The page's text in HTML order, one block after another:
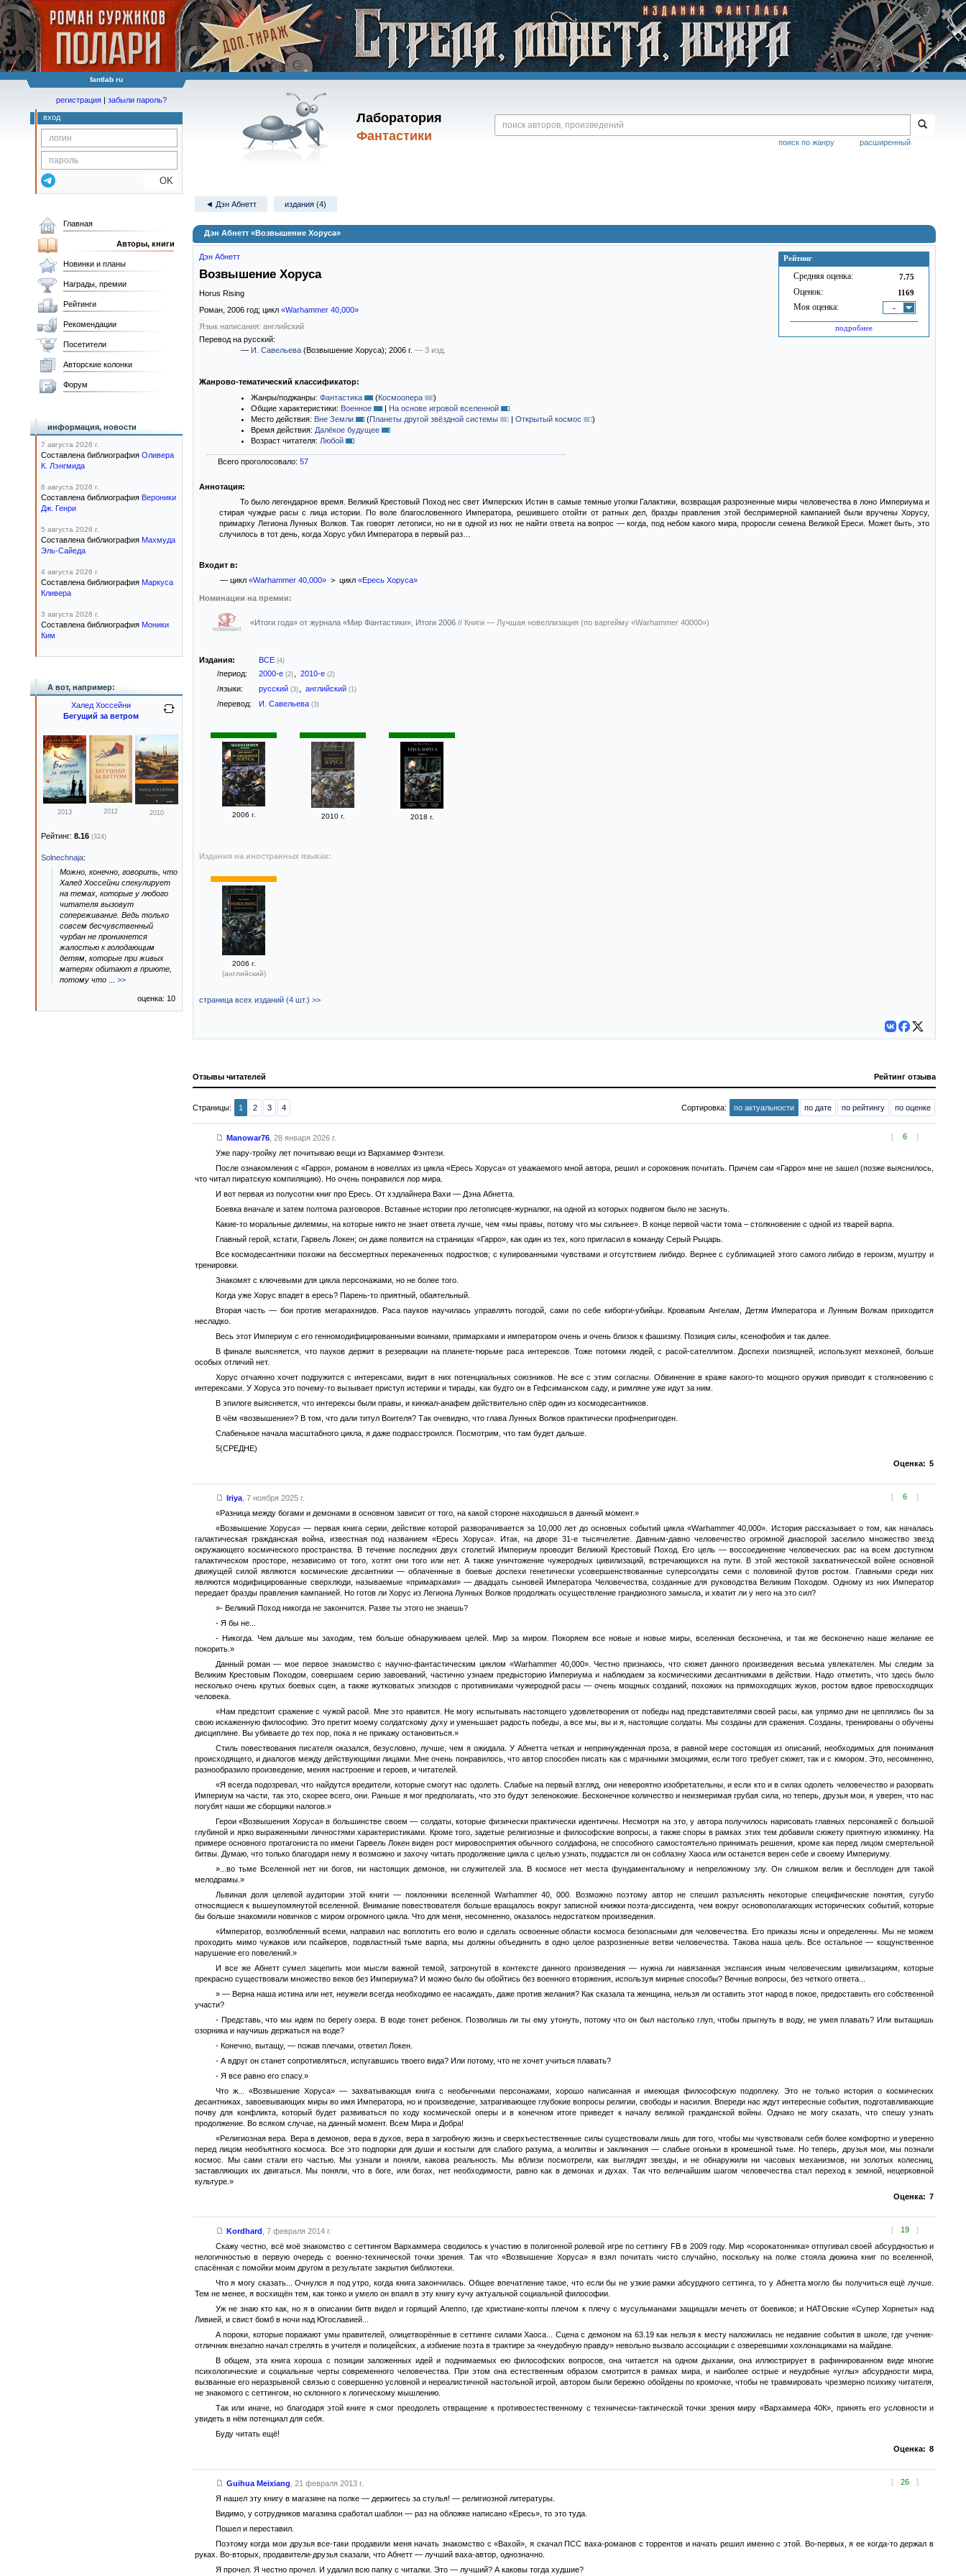
fantlab ru
Лаборатория
Фантастики
расширенный
поиск по жанру
регистрация | забыли пароль?
вход
OK
◄ Дэн Абнетт издания (4)
Дэн Абнетт «Возвышение Хоруса»
Рейтинг
Средняя оценка: 7.75
Оценок: 1169
Моя оценка: -
подробнее
Дэн Абнетт
Возвышение Хоруса
Horus Rising
Роман, 2006 год; цикл «Warhammer 40,000»
Язык написания: английский
Перевод на русский:
— И. Савельева (Возвышение Хоруса); 2006 г. — 3 изд.
Жанрово-тематический классификатор:
Жанры/поджанры: Фантастика (Космоопера
)
Общие характеристики: Военное | На основе игровой вселенной
Место действия: Вне Земли (Планеты другой звёздной системы | Открытый космос
)
Время действия: Далёкое будущее
Возраст читателя: Любой
Всего проголосовало: 57
Аннотация:
То было легендарное время. Великий Крестовый Поход нес свет Имперских Истин в самые темные уголки Галактики, возвращая разрозненные миры человечества в лоно Империума и
стирая чуждые расы с лица истории. По воле благословенного Императора, решившего отойти от ратных дел, бразды правления этой беспримерной кампанией были вручены Хорусу,
примарху Легиона Лунных Волков. Так говорят летописи, но ни в одной из них не найти ответа на вопрос — когда, под небом какого мира, проросли семена Великой Ереси. Может быть, это
случилось в тот день, когда Хорус убил Императора в первый раз…
Входит в:
— цикл «Warhammer 40,000»> цикл «Ересь Хоруса»
Номинации на премии:
номинант
«Итоги года» от журнала «Мир Фантастики», Итоги 2006 // Книги — Лучшая новеллизация (по варгейму «Warhammer 40000»)
Издания: ВСЕ (4)
/период: 2000-е (2) 2010-е (2)
/языки: русский (3) английский (1)
/перевод: И. Савельева (3)
2006 г. 2010 г. 2018 г.
Издания на иностранных языках:
2006 г.
(английский)
страница всех изданий (4 шт.) >>
Отзывы читателей Рейтинг отзыва
Страницы: 1 2 3 4 Сортировка: по актуальности по дате по рейтингу по оценке
[ 6 ]
Manowar76, 28 января 2026 г.
Уже пару-тройку лет почитываю вещи из Вархаммер Фэнтези.
После ознакомления с «Гарро», романом в новеллах из цикла «Ересь Хоруса» от уважаемого мной автора, решил и сороковник почитать. Причем сам «Гарро» мне не зашел (позже выяснилось,
что читал пиратскую компиляцию). Но очень понравился лор мира.
И вот первая из полусотни книг про Ересь. От хэдлайнера Вахи — Дэна Абнетта.
Боевка вначале и затем полтома разговоров. Вставные истории про летописцев-журналюг, на одной из которых подвигом было не заснуть.
Какие-то моральные дилеммы, на которые никто не знает ответа лучше, чем «мы правы, потому что мы сильнее». В конце первой части тома – столкновение с одной из тварей варпа.
Главный герой, кстати, Гарвель Локен; он даже появится на страницах «Гарро», как один из тех, кого пригласил в команду Серый Рыцарь.
Все космодесантники похожи на бессмертных перекаченных подростков; с купированными чувствами и отсутствием либидо. Вернее с сублимацией этого самого либидо в героизм, муштру и
тренировки.
Знакомят с ключевыми для цикла персонажами, но не более того.
Когда уже Хорус впадет в ересь? Парень-то приятный, обаятельный.
Вторая часть — бои против мегарахнидов. Раса пауков научилась управлять погодой, сами по себе киборги-убийцы. Кровавым Ангелам, Детям Императора и Лунным Волкам приходится
несладко.
Весь этот Империум с его генномодифицированными воинами, примархами и императором очень и очень близок к фашизму. Позиция силы, ксенофобия и так далее.
В финале выясняется, что пауков держит в резервации на планете-тюрьме раса интерексов. Тоже потомки людей, с расой-сателлитом. Доспехи поизящней, используют мехконей, больше
особых отличий нет.
Хорус отчаянно хочет подружится с интерексами, видит в них потенциальных союзников. Не все с этим согласны. Обвинение в краже какого-то мощного оружия приводит к столкновению с
интерексами. У Хоруса это почему-то вызывает приступ истерики и тирады, как будто он в Гефсиманском саду, и римляне уже идут за ним.
В эпилоге выясняется, что интерексы были правы, и кинжал-анафем действительно спёр один из космодесантников.
В чём «возвышение»? В том, что дали титул Воителя? Так очевидно, что глава Лунных Волков практически профнепригоден.
Слабенькое начала масштабного цикла, я даже подрасстроился. Посмотрим, что там будет дальше.
5(СРЕДНЕ)
Оценка: 5
[ 6 ]
Iriya, 7 ноября 2025 г.
«Разница между богами и демонами в основном зависит от того, на какой стороне находишься в данный момент.»
«Возвышение Хоруса» — первая книга серии, действие которой разворачивается за 10,000 лет до основных событий цикла «Warhammer 40,000». История рассказывает о том, как началась
галактическая гражданская война, известная под названием «Ересь Хоруса». Итак, на дворе 31-е тысячелетие. Давным-давно человечество огромной диаспорой заселило множество звезд
окружающего космического пространства. В течение последних двух столетий Империум проводит Великий Крестовый Поход. Его цель — воссоединение человеческих рас на всем доступном
галактическом просторе, независимо от того, хотят они того или нет. А также уничтожение чужеродных цивилизаций, встречающихся на пути. В этой жестокой захватнической войне основной
движущей силой являются космические десантники — облаченные в боевые доспехи генетически усовершенствованные суперсолдаты семи с половиной футов ростом. Главными среди них
являются модифицированные сверхлюди, называемые «примархами» — двадцать сыновей Императора Человечества, созданные для руководства Великим Походом. Одному из них Император
передает бразды правления кампанией. Но готов ли Хорус из Легиона Лунных Волков продолжать осуществление грандиозного замысла, и хватит ли у него на это сил?
»- Великий Поход никогда не закончится. Разве ты этого не знаешь?
- Я бы не...
- Никогда. Чем дальше мы заходим, тем больше обнаруживаем целей. Мир за миром. Покоряем все новые и новые миры, вселенная бесконечна, и так же бесконечно наше желание ее
покорить.»
Данный роман — мое первое знакомство с научно-фантастическим циклом «Warhammer 40,000». Честно признаюсь, что сюжет данного произведения весьма увлекателен. Мы следим за
Великим Крестовым Походом, совершаем серию завоеваний, частично узнаем предысторию Империума и наблюдаем за космическими десантниками в действии. Надо отметить, что здесь было
несколько очень крутых боевых сцен, а также жутковатых эпизодов с противниками чужеродной расы — очень мощных созданий, похожих на прямоходящих жуков, ростом вдвое превосходящих
человека.
«Нам предстоит сражение с чужой расой. Мне это нравится. Не могу испытывать настоящего удовлетворения от победы над представителями своей расы, как упрямо дни не цеплялись бы за
свою искаженную философию. Это претит моему солдатскому духу и уменьшает радость победы, а все мы, вы и я, настоящие солдаты. Мы созданы для сражения. Созданы, тренированы о обучены
дисциплине. Вы убиваете до тех пор, пока я не прикажу остановиться.»
Стиль повествования писателя оказался, безусловно, лучше, чем я ожидала. У Абнетта четкая и непринужденная проза, в равной мере состоящая из описаний, необходимых для понимания
происходящего, и диалогов между действующими лицами. Мне очень понравилось, что автор способен писать как с мрачными эмоциями, если того требует сюжет, так и с юмором. Это, несомненно,
разнообразило произведение, меняя настроение и героев, и читателей.
«Я всегда подозревал, что найдутся вредители, которые смогут нас одолеть. Слабые на первый взгляд, они невероятно изобретательны, и если кто и в силах одолеть человечество и разорвать
Империум на части, так это, скорее всего, они. Раньше я мог предполагать, что это будут зеленокожие. Бесконечное количество и неизмеримая грубая сила, но теперь, друзья мои, я уверен, что нас
погубят наши же сборщики налогов.»
Герои «Возвышения Хоруса» в большинстве своем — солдаты, которые физически практически идентичны. Несмотря на это, у автора получилось нарисовать главных персонажей с большой
глубиной и ярко выраженными личностями характеристиками. Кроме того, задетые религиозные и философские вопросы, а также споры в рамках этих тем добавили сюжету приятную изюминку. На
примере основного протагониста по имени Гарвель Локен виден рост мировосприятия обычного солдафона, не способного самостоятельно принимать решения, кроме как перед лицом смертельной
битвы. Думаю, что только благодаря нему я возможно и захочу читать продолжение цикла с целью узнать, поддастся ли он соблазну Хаоса или останется верен себе и своему Империуму.
»...во тьме Вселенной нет ни богов, ни настоящих демонов, ни служителей зла. В космосе нет места фундаментальному и непреложному злу. Он слишком велик и бесплоден для такой
мелодрамы.»
Львиная доля целевой аудитории этой книги — поклонники вселенной Warhammer 40, 000. Возможно поэтому автор не спешил разъяснять некоторые специфические понятия, сугубо
относящиеся к вышеупомянутой вселенной. Внимание повествователя больше вращалось вокруг записной книжки поэта-диссидента, чем вокруг основополагающих исторических событий, которые
бы больше знакомили новичков с миром огромного цикла. Что для меня, несомненно, оказалось недостатком произведения.
«Император, возлюбленный всеми, направил нас воплотить его волю и сделать освоенные области космоса безопасными для человечества. Его приказы ясны и определенны. Мы не можем
проходить мимо чужаков или псайкеров, подвластный тьме варпа, мы должны объединить в одно целое разрозненные ветви человечества. Такова наша цель. Все остальное — кощунственное
нарушение его повелений.»
И все же Абнетт сумел зацепить мои мысли важной темой, затронутой в контексте данного произведения — нужна ли навязанная экспансия иным человеческим цивилизациям, которые
прекрасно существовали множество веков без Империума? И можно было бы обойтись без военного вторжения, используя мирные способы? Вечные вопросы, без четкого ответа...
» — Верна наша истина или нет, неужели всегда необходимо ее насаждать, даже против желания? Как сказала та женщина, нельзя ли оставить этот народ в покое, предоставить его собственной
участи?
- Представь, что мы идем по берегу озера. В воде тонет ребенок. Позволишь ли ты ему утонуть, потому что он был настолько глуп, чтобы прыгнуть в воду, не умея плавать? Или вытащишь
озорника и научишь держаться на воде?
- Конечно, вытащу, — пожав плечами, ответил Локен.
- А вдруг он станет сопротивляться, испугавшись твоего вида? Или потому, что не хочет учиться плавать?
- Я все равно его спасу.»
Что ж... «Возвышение Хоруса» — захватывающая книга с необычными персонажами, хорошо написанная и имеющая философскую подоплеку. Это не только история о космических
десантниках, завоевывающих миры во имя Императора, но и произведение, затрагивающее глубокие вопросы религии, свободы и насилия. Впереди нас ждут интересные события, подготавливающие
почву для конфликта, который будет развиваться по ходу космической оперы и в конечном итоге приведет к началу великой гражданской войны. Однако не могу сказать, что спешу узнать
продолжение. Во всяком случае, на данный момент. Всем Мира и Добра!
«Религиозная вера. Вера в демонов, вера в духов, вера в загробную жизнь и сверхъестественные силы существовали лишь для того, чтобы мы чувствовали себя более комфортно и уверенно
перед лицом необъятного космоса. Все это подпорки для души и костыли для слабого разума, а молитвы и заклинания — слабые огоньки в кромешной тьме. Но теперь, друзья мои, мы познали
космос. Мы сами стали его частью. Мы узнали и поняли, какова реальность. Мы вблизи посмотрели, как выглядят звезды, и не обнаружили ни часовых механизмов, ни золотых колесниц,
заставляющих их двигаться. Мы поняли, что в боге, или богах, нет необходимости, равно как в демонах и духах. Так что величайшим шагом человечества стал переход к земной, нецерковной
культуре.»
Оценка: 7
[ 19 ]
Kordhard 7 февраля 2014 г.
Скажу честно, всё моё знакомство с сеттингом Вархаммера сводилось к участию в полигонной ролевой игре по сеттингу FB в 2009 году. Мир «сорокатонника» отпугивал своей абсурдностью и
нелогичностью в первую очередь с военно-технической точки зрения. Так что «Возвышение Хоруса» я взял почитать чисто случайно, поскольку на полке стояла дюжина книг по вселенной,
спасённая с помойки моим другом в результате закрытия библиотеки.
Что я могу сказать... Очнулся я под утро, когда книга закончилась. Общее впечатление такое, что если бы не узкие рамки абсурдного сеттинга, то у Абнетта могло бы получиться ещё лучше.
Тем не менее, я восхищён тем, как тонко и умело он впаял в эту книгу кучу актуальной социальной философии.
Уж не знаю кто как, но я в описании битв видел и горящий Алеппо, где христиане-копты плечом к плечу с мусульманами защищали мечеть от боевиков; и НАТОвские «Супер Хорнеты» над
Ливией, и свист бомб в ночи над Югославией...
А пороки, которые поражают умы правителей, олицетворённые в сеттинге силами Хаоса... Сцена с демоном на 63.19 как нельзя к месту наложилась не недавние события в школе, где ученик-
отличник внезапно начал стрелять в учителя и полицейских, а избиение поэта в трактире за «неудобную правду» невольно вызвало ассоциации с озверевшими хохлонациками на майдане.
В общем, эта книга хороша с позиции заложенных идей и поднимаемых ею философских вопросов, она читается на одном дыхании, она иллюстрирует в рафинированном виде многие
психологические и социальные черты современного человечества. При этом она естественным образом смотрится в рамках мира, и наиболее острые и неудобные «углы» абсурдности мира,
вызванные его неразрывной связью с совершенно условной и нереалистичной настольной игрой, автором были бережно обойдены по кромочке, чтобы не травмировать чрезмерно психику читателя,
не знакомого с сеттингом, но склонного к логическому мышлению.
Так или иначе, но благодаря этой книге я смог преодолеть отвращение к противоестественному с технически-тактической точки зрения миру «Вархаммера 40К», принять его условности и
увидеть в нём потенциал для себя.
Буду читать ещё!
Оценка: 8
[ 26 ]
Guihua Meixiang 21 февраля 2013 г.
Я нашел эту книгу в магазине на полке — держитесь за стулья! — религиозной литературы.
Видимо, у сотрудников магазина сработал шаблон — раз на обложке написано «Ересь», то это туда.
Пошел и переставил.
Поэтому когда мои друзья все-таки продавили меня начать знакомство с «Вахой», я скачал ПСС ваха-романов с торрентов и начать решил именно с этой. Во-первых, я ее когда-то держал в
руках. Во-вторых, продавители-друзья сказали, что Абнетт — лучший ваха-автор, однозначно.
Я прочел. Я честно прочел. И удалил всю папку с читалки. Это — лучший? А каковы тогда худшие?
Главная
Авторы, книги
Новинки и планы
Награды, премии
Рейтинги
Рекомендации
Посетители
Авторские колонки
Форум
информация, новости
7 августа 2026 г.
Составлена библиография Оливера
К. Лэнгмида
6 августа 2026 г.
Составлена библиография Вероники
Дж. Генри
5 августа 2026 г.
Составлена библиография Махмуда
Эль-Сайеда
4 августа 2026 г.
Составлена библиография Маркуса
Кливера
3 августа 2026 г.
Составлена библиография Моники
Ким
А вот, например:
Халед Хоссейни
Бегущий за ветром
2013 2012 2010
Рейтинг: 8.16 (324)
Solnechnaja:
Можно, конечно, говорить, что
Халед Хоссейни спекулирует
на темах, которые у любого
читателя вызовут
сопереживание. Ведь только
совсем бесчувственный
чурбан не проникнется
жалостью к голодающим
детям, которые при живых
матерях обитают в приюте,
потому что
>>
оценка: 10